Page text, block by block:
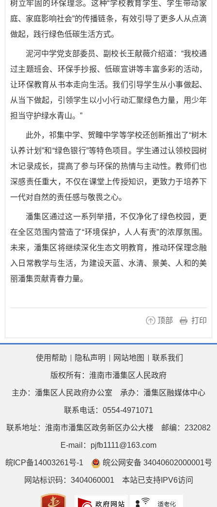
树立牢固的环保理念。这种“学校教育学生、学生带动家
庭、家庭影响社会”的传播链条，有效引导了更多人从点滴
做起，践行绿色低碳生活方式。
泥河中学党支部委员、副校长王献薇介绍道：“我校通
过主题班会、环保手抄报、低碳宣讲等丰富多彩的活动，
让环保教育从书本走向生活。我们引导学生从小事做起、
从当下做起，引领学生以小小行动汇聚绿色力量，用少年
担当守护绿水青山。”
此外，祁集中学、贺疃中学等学校还创新推出了“树木
认养计划”和“绿色银行”等特色项目。学生通过认领校园树
木记录成长，提高了参与环保的热情与主动性。教师们也
深感责任重大，不仅在课堂上传授知识，更致力于培养下
一代对自然的责任感与敬畏之心。
潘集区通过这一系列举措，不仅净化了绿色校园，更
在全区范围内营造了“环境保护，人人有责”的浓厚氛围。
未来，潘集区将继续深化生态文明教育，推动环保理念融
入日常教学与生活，为建设天蓝、水清、景美、人和的美
丽潘集贡献青春力量。
顶部 打印
使用帮助 隐私声明 网站地图 联系我们
版权所有：淮南市潘集区人民政府
主办：潘集区人民政府办公室 承办：潘集区融媒体中心
联系电话：0554-4971071
联系地址：淮南市潘集区政务新区办公大楼 邮编：232082
E-mail：pjfb1111@163.com
皖ICP备14003261号-1 皖公网安备 34040602000001号
网站标识码：3404060001 本站已支持IPV6访问